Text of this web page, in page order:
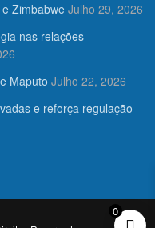
ZimbabweJulho 29, 2026
nas relações
Maputo Julho 22, 2026
e reforça regulação
0